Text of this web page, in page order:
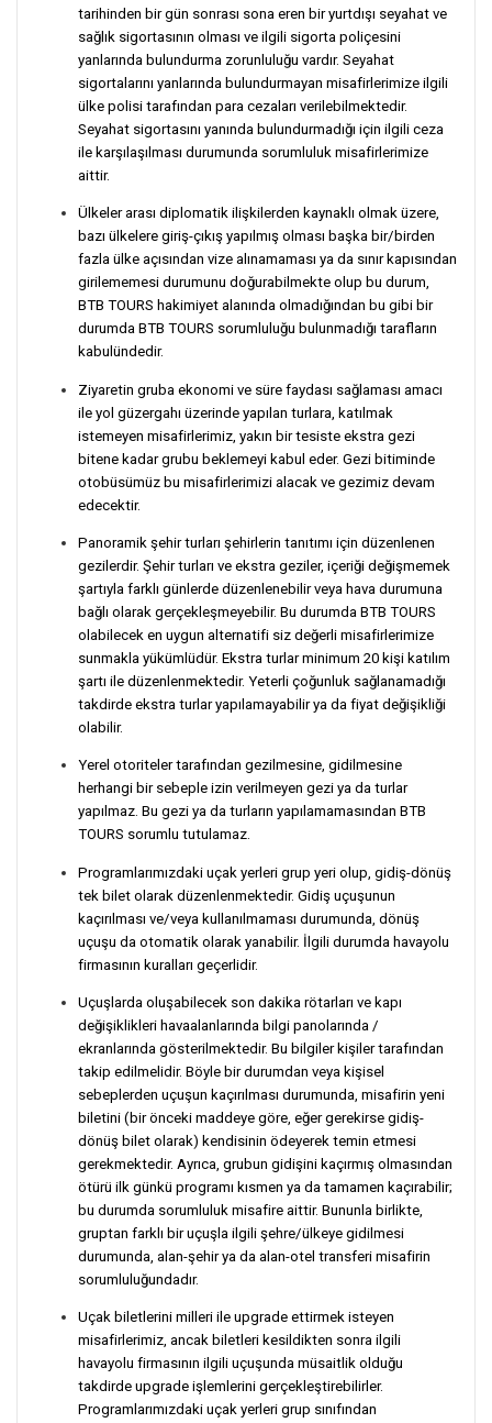
tarihinden bir gün sonrası sona eren bir yurtdışı seyahat ve
sağlık sigortasının olması ve ilgili sigorta poliçesini
yanlarında bulundurma zorunluluğu vardır. Seyahat
sigortalarını yanlarında bulundurmayan misafirlerimize ilgili
ülke polisi tarafından para cezaları verilebilmektedir.
Seyahat sigortasını yanında bulundurmadığı için ilgili ceza
ile karşılaşılması durumunda sorumluluk misafirlerimize
aittir.
Ülkeler arası diplomatik ilişkilerden kaynaklı olmak üzere,
bazı ülkelere giriş-çıkış yapılmış olması başka bir/birden
fazla ülke açısından vize alınamaması ya da sınır kapısından
girilememesi durumunu doğurabilmekte olup bu durum,
BTB TOURS hakimiyet alanında olmadığından bu gibi bir
durumda BTB TOURS sorumluluğu bulunmadığı tarafların
kabulündedir.
Ziyaretin gruba ekonomi ve süre faydası sağlaması amacı
ile yol güzergahı üzerinde yapılan turlara, katılmak
istemeyen misafirlerimiz, yakın bir tesiste ekstra gezi
bitene kadar grubu beklemeyi kabul eder. Gezi bitiminde
otobüsümüz bu misafirlerimizi alacak ve gezimiz devam
edecektir.
Panoramik şehir turları şehirlerin tanıtımı için düzenlenen
gezilerdir. Şehir turları ve ekstra geziler, içeriği değişmemek
şartıyla farklı günlerde düzenlenebilir veya hava durumuna
bağlı olarak gerçekleşmeyebilir. Bu durumda BTB TOURS
olabilecek en uygun alternatifi siz değerli misafirlerimize
sunmakla yükümlüdür. Ekstra turlar minimum 20 kişi katılım
şartı ile düzenlenmektedir. Yeterli çoğunluk sağlanamadığı
takdirde ekstra turlar yapılamayabilir ya da fiyat değişikliği
olabilir.
Yerel otoriteler tarafından gezilmesine, gidilmesine
herhangi bir sebeple izin verilmeyen gezi ya da turlar
yapılmaz. Bu gezi ya da turların yapılamamasından BTB
TOURS sorumlu tutulamaz.
Programlarımızdaki uçak yerleri grup yeri olup, gidiş-dönüş
tek bilet olarak düzenlenmektedir. Gidiş uçuşunun
kaçırılması ve/veya kullanılmaması durumunda, dönüş
uçuşu da otomatik olarak yanabilir. İlgili durumda havayolu
firmasının kuralları geçerlidir.
Uçuşlarda oluşabilecek son dakika rötarları ve kapı
değişiklikleri havaalanlarında bilgi panolarında /
ekranlarında gösterilmektedir. Bu bilgiler kişiler tarafından
takip edilmelidir. Böyle bir durumdan veya kişisel
sebeplerden uçuşun kaçırılması durumunda, misafirin yeni
biletini (bir önceki maddeye göre, eğer gerekirse gidiş-
dönüş bilet olarak) kendisinin ödeyerek temin etmesi
gerekmektedir. Ayrıca, grubun gidişini kaçırmış olmasından
ötürü ilk günkü programı kısmen ya da tamamen kaçırabilir;
bu durumda sorumluluk misafire aittir. Bununla birlikte,
gruptan farklı bir uçuşla ilgili şehre/ülkeye gidilmesi
durumunda, alan-şehir ya da alan-otel transferi misafirin
sorumluluğundadır.
Uçak biletlerini milleri ile upgrade ettirmek isteyen
misafirlerimiz, ancak biletleri kesildikten sonra ilgili
havayolu firmasının ilgili uçuşunda müsaitlik olduğu
takdirde upgrade işlemlerini gerçekleştirebilirler.
Programlarımızdaki uçak yerleri grup sınıfından